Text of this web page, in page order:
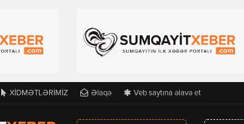
XİDMƏTLƏRİMİZ Əlaqə Veb saytına əlavə et